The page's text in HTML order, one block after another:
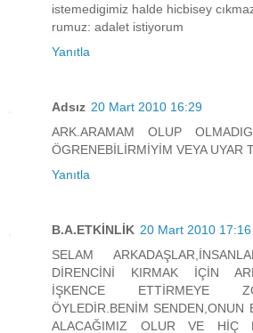
istemedigimiz halde hicbisey
rumuz: adalet istiyorum
Yanıtla
Adsız 20 Mart 2010 16:29
ARK.ARAMAM OLUP
ÖGRENEBİLİRMİYİM VEYA UYAR
Yanıtla
B.A.ETKİNLİK 20 Mart 2010 17:16
SELAM
DİRENCİNİ KIRMAK İÇİN
İŞKENCE ETTİRMEYE
ÖYLEDİR.BENİM SENDEN,ONUN
ALACAĞIMIZ OLUR VE HİÇ